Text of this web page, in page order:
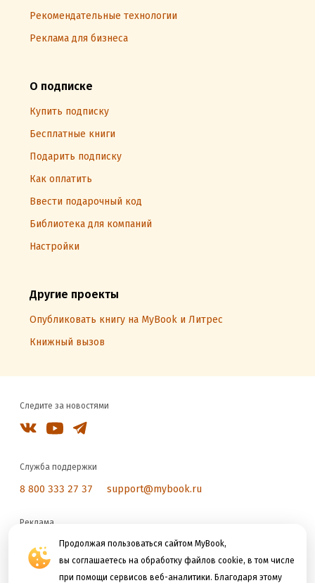
Продолжая пользоваться сайтом MyBook,
вы соглашаетесь на обработку файлов cookie, в том числе
при помощи сервисов веб-аналитики. Благодаря этому
Рекомендательные технологии
Реклама для бизнеса
О подписке
Купить подписку
Бесплатные книги
Подарить подписку
Как оплатить
Ввести подарочный код
Библиотека для компаний
Настройки
Другие проекты
Опубликовать книгу на MyBook и Литрес
Книжный вызов
Следите за новостями
Служба поддержки
8 800 333 27 37 support@mybook.ru
Реклама
reklama@litres.ru
Мы принимаем к оплате